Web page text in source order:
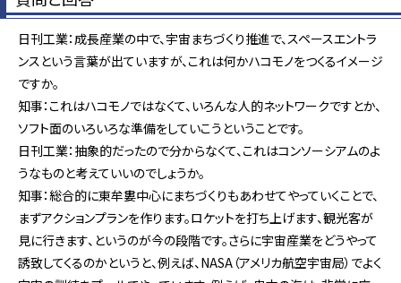
日刊工業：成長産業の中で、宇宙まちづくり推進で、スペースエントラ
ンスという言葉が出ていますが、これは何かハコモノをつくるイメージ
ですか。
知事：これはハコモノではなくて、いろんな人的ネットワークですとか、
ソフト面のいろいろな準備をしていこうということです。
日刊工業：抽象的だったので分からなくて、これはコンソーシアムのよ
うなものと考えていいのでしょうか。
知事：総合的に東牟婁中心にまちづくりもあわせてやっていくことで、
まずアクションプランを作ります。ロケットを打ち上げます、観光客が
見に行きます、というのが今の段階です。さらに宇宙産業をどうやって
誘致してくるのかというと、例えば、NASA（アメリカ航空宇宙局）でよく